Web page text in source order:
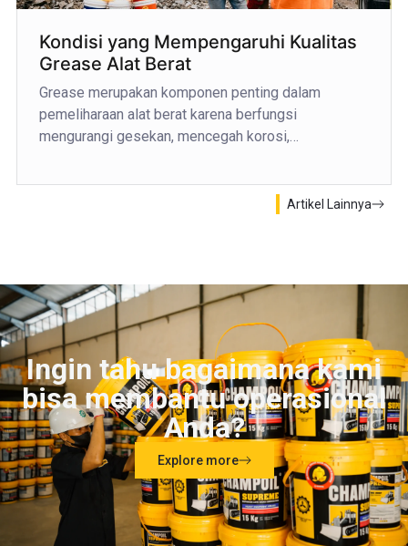
Kondisi yang Mempengaruhi Kualitas
Grease Alat Berat
Grease merupakan komponen penting dalam
pemeliharaan alat berat karena berfungsi
mengurangi gesekan, mencegah korosi,…
Artikel Lainnya
Ingin tahu bagaimana kami
bisa membantu operasional
Anda?
Explore more